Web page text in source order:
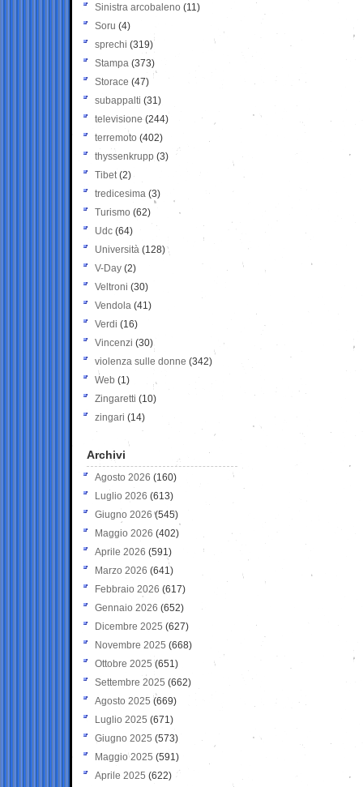
Sinistra arcobaleno (11)
Soru (4)
sprechi (319)
Stampa (373)
Storace (47)
subappalti (31)
televisione(244)
terremoto (402)
thyssenkrupp (3)
Tibet(2)
tredicesima (3)
Turismo (62)
Udc (64)
Università (128)
V-Day (2)
Veltroni (30)
Vendola (41)
Verdi (16)
Vincenzi (30)
violenza sulle donne (342)
Web (1)
Zingaretti (10)
zingari (14)
Archivi
Agosto 2026 (160)
Luglio 2026 (613)
Giugno 2026 (545)
Maggio 2026 (402)
Aprile 2026 (591)
Marzo 2026 (641)
Febbraio 2026 (617)
Gennaio 2026 (652)
Dicembre 2025 (627)
Novembre 2025 (668)
Ottobre 2025 (651)
Settembre 2025 (662)
Agosto 2025 (669)
Luglio 2025 (671)
Giugno 2025 (573)
Maggio 2025 (591)
Aprile 2025 (622)